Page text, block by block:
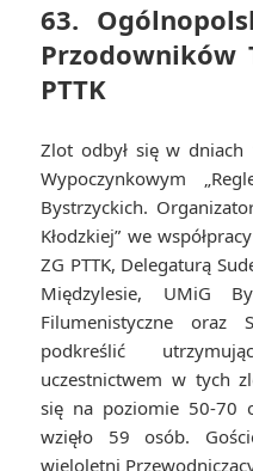
63.
Przodowników
PTTK
Zlot odbył się w
Wypoczynkowym
Bystrzyckich.
Kłodzkiej” we
ZG PTTK, Delegaturą
Międzylesie, UMiG
Filumenistyczne
podkreślić
uczestnictwem w tych
się na poziomie 50-70
wzięło 59 osób.
wieloletni